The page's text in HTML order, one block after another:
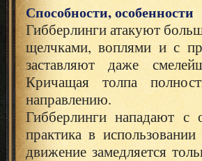
Способности, особенности
Гибберлинги атакуют
щелчками, воплями и с
заставляют даже
Кричащая толпа
направлению.
Гибберлинги нападают
практика в
движение замедляется